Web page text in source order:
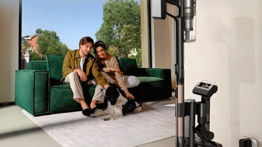
Подпишись на наш канал в мессенджере МАХ